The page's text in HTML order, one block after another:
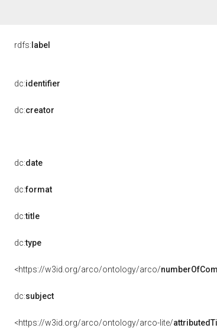
rdfs: label
dc:identifier
dc:creator
dc:date
dc:format
dc:title
dc:type
<https://w3id.org/arco/ontology/arco/
dc:subject
<https://w3id.org/arco/ontology/arco-lite/